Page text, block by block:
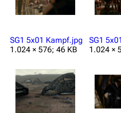
Mitmachen
Hilfe
Autorenportal
Themengruppen
SG1 5x01 Kampf.jpg
1.024 × 576; 46 KB
1.024 ×